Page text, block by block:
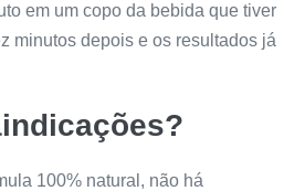
em um copo da bebida que tiver
minutos depois e os resultados já
100% natural, não há